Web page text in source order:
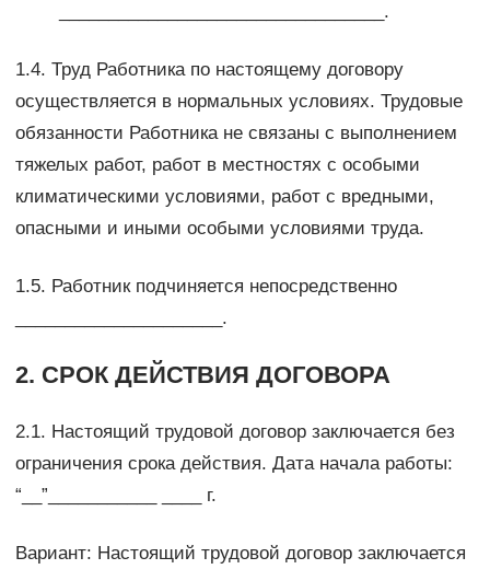
_________________________________.
1.4. Труд Работника по настоящему договору
осуществляется в нормальных условиях. Трудовые
обязанности Работника не связаны с выполнением
тяжелых работ, работ в местностях с особыми
климатическими условиями, работ с вредными,
опасными и иными особыми условиями труда.
1.5. Работник подчиняется непосредственно
_____________________.
2. СРОК ДЕЙСТВИЯ ДОГОВОРА
2.1. Настоящий трудовой договор заключается без
ограничения срока действия. Дата начала работы:
“__”___________ ____ г.
Вариант: Настоящий трудовой договор заключается